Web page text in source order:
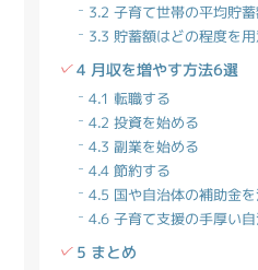
3.2 子育て世帯の平均貯
3.3 貯蓄額はどの程度を
4 月収を増やす方法6選
4.1 転職する
4.2 投資を始める
4.3 副業を始める
4.4 節約する
4.5 国や自治体の補助金
4.6 子育て支援の手厚い
5 まとめ